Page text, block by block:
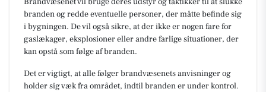
branden og redde eventuelle personer, der måtte befinde sig
i bygningen. De vil også sikre, at der ikke er nogen fare for
gaslækager, eksplosioner eller andre farlige situationer, der
kan opstå som følge af branden.
Det er vigtigt, at alle følger brandvæsenets anvisninger og
holder sig væk fra området, indtil branden er under kontrol.